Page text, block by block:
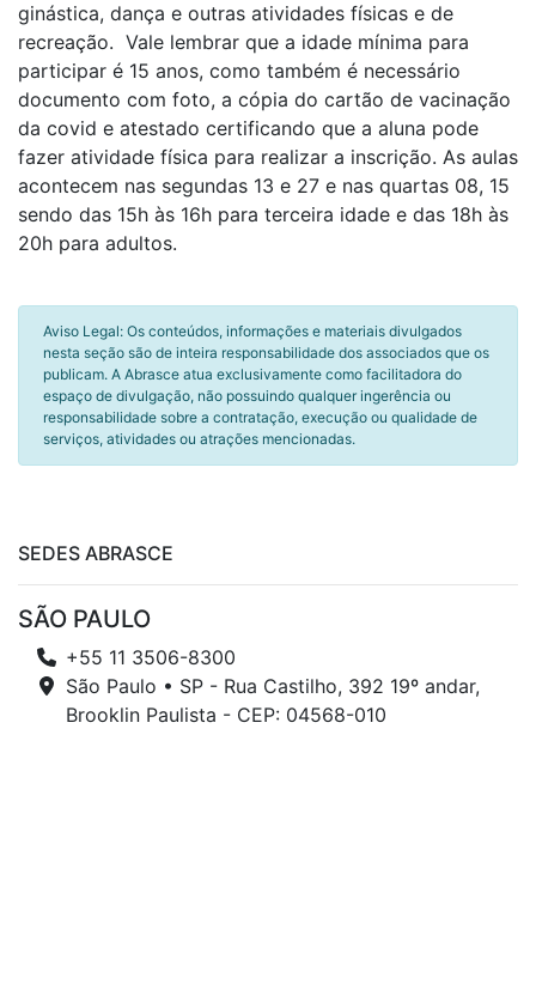
ginástica, dança e outras atividades físicas e de
recreação. Vale lembrar que a idade mínima para
participar é 15 anos, como também é necessário
documento com foto, a cópia do cartão de vacinação
da covid e atestado certificando que a aluna pode
fazer atividade física para realizar a inscrição. As aulas
acontecem nas segundas 13 e 27 e nas quartas 08, 15
sendo das 15h às 16h para terceira idade e das 18h às
20h para adultos.
Aviso Legal: Os conteúdos, informações e materiais divulgados
nesta seção são de inteira responsabilidade dos associados que os
publicam. A Abrasce atua exclusivamente como facilitadora do
espaço de divulgação, não possuindo qualquer ingerência ou
responsabilidade sobre a contratação, execução ou qualidade de
serviços, atividades ou atrações mencionadas.
SEDES ABRASCE
SÃO PAULO
+55 11 3506-8300
São Paulo • SP - Rua Castilho, 392 19º andar,
Brooklin Paulista - CEP: 04568-010